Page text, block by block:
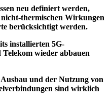
neu definiert werden,
thermischen Wirkungen
berücksichtigt werden.
installierten 5G-
Telekom wieder abbauen
und der Nutzung von
sind wirklich